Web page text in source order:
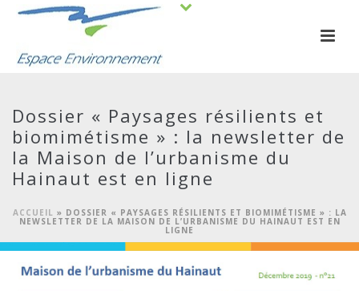
Dossier « Paysages résilients et
biomimétisme » : la newsletter de
la Maison de l’urbanisme du
Hainaut est en ligne
ACCUEIL » DOSSIER « PAYSAGES RÉSILIENTS ET BIOMIMÉTISME » : LA
NEWSLETTER DE LA MAISON DE L’URBANISME DU HAINAUT EST EN
LIGNE